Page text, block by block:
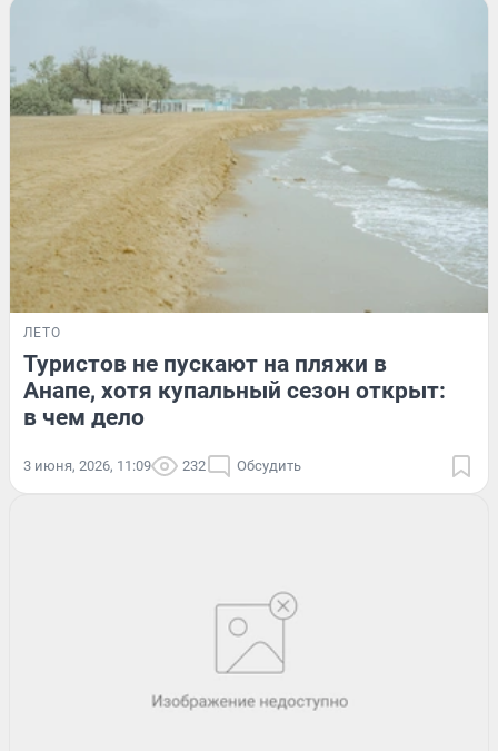
ЛЕТО
Туристов не пускают на пляжи в
Анапе, хотя купальный сезон открыт:
в чем дело
3 июня, 2026, 11:09 232 Обсудить